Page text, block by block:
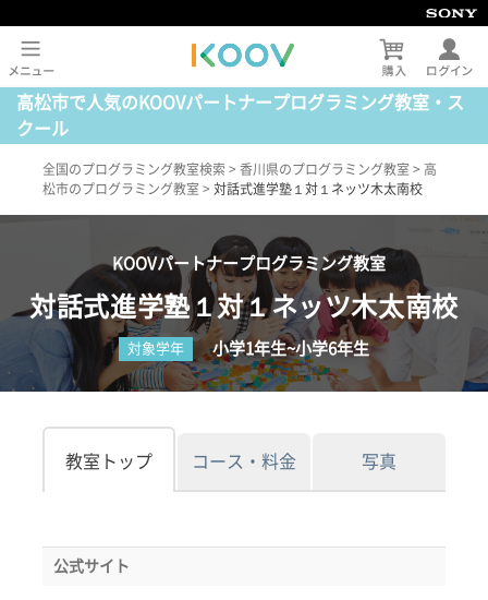
高松市で人気のKOOVパートナープログラミング教室・ス
クール
全国のプログラミング教室検索 > 香川県のプログラミング教室 > 高
松市のプログラミング教室 > 対話式進学塾１対１ネッツ木太南校
KOOVパートナープログラミング教室
対話式進学塾１対１ネッツ木太南校
対象学年 小学1年生~小学6年生
教室トップ コース・料金 写真
公式サイト